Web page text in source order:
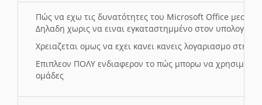
Πώς να εχω τις δυνατότητες του Microsoft Office μεσω
Δηλαδη χωρις να ειναι εγκαταστημμένο στον
Χρειαζεται ομως να εχει κανει κανεις λογαριασμο στη
Επιπλεον ΠΟΛΥ ενδιαφερον το πώς μπορω να
ομάδες